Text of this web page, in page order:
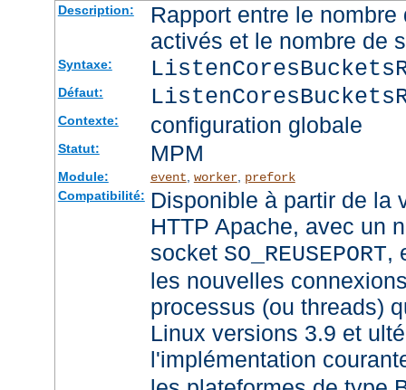
Description:
Rapport entre le
activés et le nombre de
Syntaxe:
Défaut:
Contexte: configuration globale
Statut: MPM
Module: event worker, prefork
Compatibilité: Disponible à partir de la
HTTP Apache, avec un
socket SO_REUSEPORT,
les nouvelles
processus (ou threads)
Linux versions 3.9 et
l'implémentation